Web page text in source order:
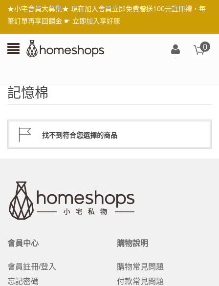
★小宅會員大募集★ 現在加入會員立即免費贈送100元註冊禮，每
筆訂單再享回饋金 ☛ 立即加入享好康
0
記憶棉
找不到符合您選擇的商品
會員中心
會員註冊/登入
忘記密碼
購物說明
購物常見問題
付款常見問題